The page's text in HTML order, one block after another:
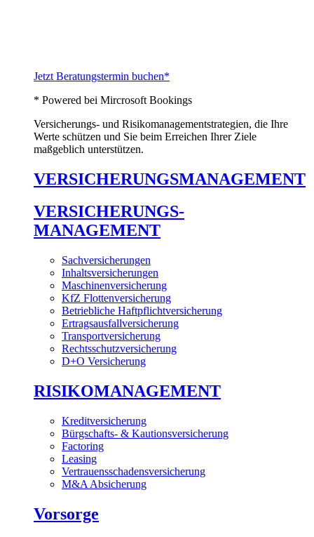
Jetzt Beratungstermin buchen*
* Powered bei Mircrosoft Bookings
Versicherungs- und Risikomanagementstrategien, die Ihre
Werte schützen und Sie beim Erreichen Ihrer Ziele
maßgeblich unterstützen.
VERSICHERUNGSMANAGEMENT
VERSICHERUNGS-
MANAGEMENT
Sachversicherungen
Inhaltsversicherungen
Maschinenversicherung
KfZ Flottenversicherung
Betriebliche Haftpflichtversicherung
Ertragsausfallversicherung
Transportversicherung
Rechtsschutzversicherung
D+O Versicherung
RISIKOMANAGEMENT
Kreditversicherung
Bürgschafts- & Kautionsversicherung
Factoring
Leasing
Vertrauensschadensversicherung
M&A Absicherung
Vorsorge